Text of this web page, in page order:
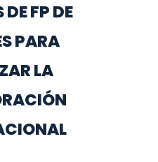
FP DE
PARA
LA